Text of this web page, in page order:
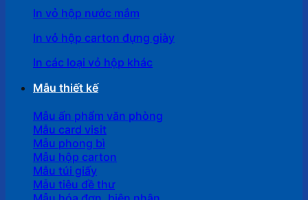
In vỏ hộp nước mắm
In vỏ hộp carton đựng giày
In các loại vỏ hộp khác
Mẫu thiết kế
Mẫu ấn phẩm văn phòng
Mẫu card visit
Mẫu phong bì
Mẫu hộp carton
Mẫu túi giấy
Mẫu tiêu đề thư